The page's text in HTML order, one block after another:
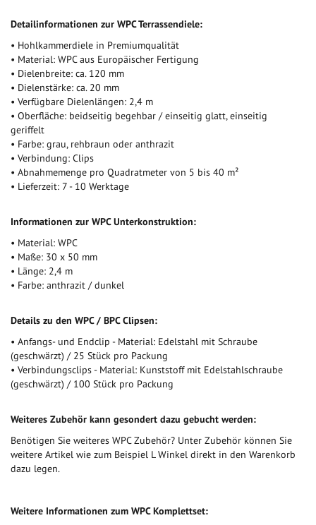
Detailinformationen zur WPC Terrassendiele:
• Hohlkammerdiele in Premiumqualität
• Material: WPC aus Europäischer Fertigung
• Dielenbreite: ca. 120 mm
• Dielenstärke: ca. 20 mm
• Verfügbare Dielenlängen: 2,4 m
• Oberfläche: beidseitig begehbar / einseitig glatt, einseitig
geriffelt
• Farbe: grau, rehbraun oder anthrazit
• Verbindung: Clips
• Abnahmemenge pro Quadratmeter von 5 bis 40 m²
• Lieferzeit: 7 - 10 Werktage
Informationen zur WPC Unterkonstruktion:
• Material: WPC
• Maße: 30 x 50 mm
• Länge: 2,4 m
• Farbe: anthrazit / dunkel
Details zu den WPC / BPC Clipsen:
• Anfangs- und Endclip - Material: Edelstahl mit Schraube
(geschwärzt) / 25 Stück pro Packung
• Verbindungsclips - Material: Kunststoff mit Edelstahlschraube
(geschwärzt) / 100 Stück pro Packung
Weiteres Zubehör kann gesondert dazu gebucht werden:
Benötigen Sie weiteres WPC Zubehör? Unter Zubehör können Sie
weitere Artikel wie zum Beispiel L Winkel direkt in den Warenkorb
dazu legen.
Weitere Informationen zum WPC Komplettset: